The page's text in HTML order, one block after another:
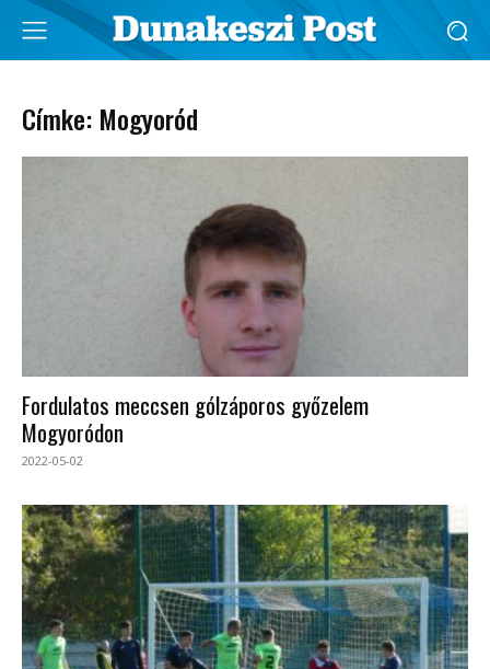
Címke: Mogyoród
Fordulatos meccsen gólzáporos győzelem
Mogyoródon
2022-05-02